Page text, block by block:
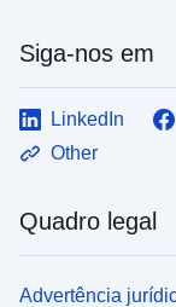
Siga-nos em
LinkedIn
Other
Quadro legal
Advertência